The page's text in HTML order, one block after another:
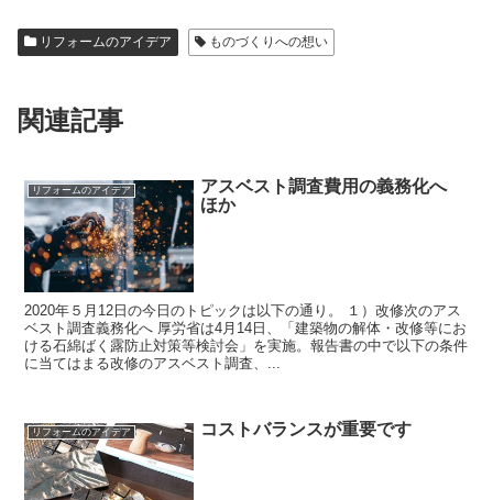
リフォームのアイデア ものづくりへの想い
関連記事
リフォームのアイデア
アスベスト調査費用の義務化へ
ほか
2020年５月12日の今日のトピックは以下の通り。 １）改修次のアス
ベスト調査義務化へ 厚労省は4月14日、「建築物の解体・改修等にお
ける石綿ばく露防止対策等検討会」を実施。報告書の中で以下の条件
に当てはまる改修のアスベスト調査、...
リフォームのアイデア コストバランスが重要です